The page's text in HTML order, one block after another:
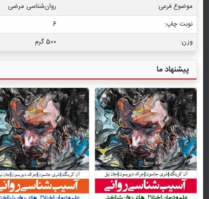
موضوع فرعی:
روان‌شناسی مرضی
نوبت چاپ:
6
وزن:
500 گرم
پیشنهاد ما